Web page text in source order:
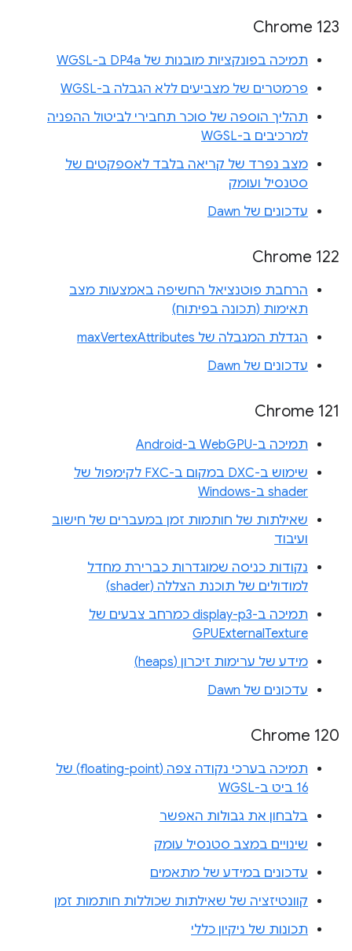
Chrome 123
תמיכה בפונקציות מובנות של DP4a ב-WGSL
פרמטרים של מצביעים ללא הגבלה ב-WGSL
תהליך הוספה של סוכר תחבירי לביטול ההפניה
למרכיבים ב-WGSL
מצב נפרד של קריאה בלבד לאספקטים של
סטנסיל ועומק
עדכונים של Dawn
Chrome 122
הרחבת פוטנציאל החשיפה באמצעות מצב
תאימות (תכונה בפיתוח)
הגדלת המגבלה של maxVertexAttributes
עדכונים של Dawn
Chrome 121
תמיכה ב-WebGPU ב-Android
שימוש ב-DXC במקום ב-FXC לקימפול של
shader ב-Windows
שאילתות של חותמות זמן במעברים של חישוב
ועיבוד
נקודות כניסה שמוגדרות כברירת מחדל
למודולים של תוכנת הצללה (shader)
תמיכה ב-display-p3 כמרחב צבעים של
GPUExternalTexture
מידע של ערימות זיכרון (heaps)
עדכונים של Dawn
Chrome 120
תמיכה בערכי נקודה צפה (floating-point) של
16 ביט ב-WGSL
בלבחון את גבולות האפשר
שינויים במצב סטנסיל עומק
עדכונים במידע של מתאמים
קוונטיזציה של שאילתות שכוללות חותמות זמן
תכונות של ניקיון כללי